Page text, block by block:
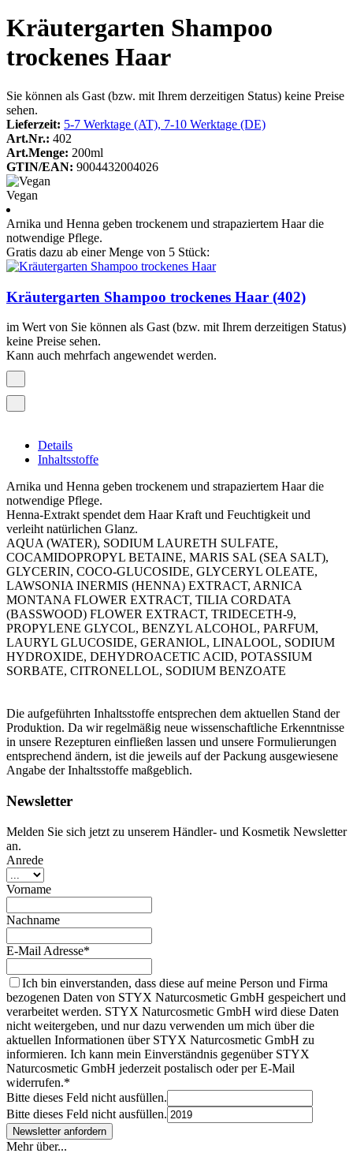
Kräutergarten Shampoo
trockenes Haar
Sie können als Gast (bzw. mit Ihrem derzeitigen Status) keine Preise
sehen.
Lieferzeit: 5-7 Werktage (AT), 7-10 Werktage (DE)
Art.Nr.: 402
Art.Menge: 200ml
GTIN/EAN: 9004432004026
Vegan
Arnika und Henna geben trockenem und strapaziertem Haar die
notwendige Pflege.
Gratis dazu ab einer Menge von 5 Stück:
Kräutergarten Shampoo trockenes Haar (402)
im Wert von Sie können als Gast (bzw. mit Ihrem derzeitigen Status)
keine Preise sehen.
Kann auch mehrfach angewendet werden.
Details
Inhaltsstoffe
Arnika und Henna geben trockenem und strapaziertem Haar die
notwendige Pflege.
Henna-Extrakt spendet dem Haar Kraft und Feuchtigkeit und
verleiht natürlichen Glanz.
AQUA (WATER), SODIUM LAURETH SULFATE,
COCAMIDOPROPYL BETAINE, MARIS SAL (SEA SALT),
GLYCERIN, COCO-GLUCOSIDE, GLYCERYL OLEATE,
LAWSONIA INERMIS (HENNA) EXTRACT, ARNICA
MONTANA FLOWER EXTRACT, TILIA CORDATA
(BASSWOOD) FLOWER EXTRACT, TRIDECETH-9,
PROPYLENE GLYCOL, BENZYL ALCOHOL, PARFUM,
LAURYL GLUCOSIDE, GERANIOL, LINALOOL, SODIUM
HYDROXIDE, DEHYDROACETIC ACID, POTASSIUM
SORBATE, CITRONELLOL, SODIUM BENZOATE
Die aufgeführten Inhaltsstoffe entsprechen dem aktuellen Stand der
Produktion. Da wir regelmäßig neue wissenschaftliche Erkenntnisse
in unsere Rezepturen einfließen lassen und unsere Formulierungen
entsprechend ändern, ist die jeweils auf der Packung ausgewiesene
Angabe der Inhaltsstoffe maßgeblich.
Newsletter
Melden Sie sich jetzt zu unserem Händler- und Kosmetik Newsletter
an.
Anrede
Vorname
Nachname
E-Mail Adresse*
Ich bin einverstanden, dass diese auf meine Person und Firma
bezogenen Daten von STYX Naturcosmetic GmbH gespeichert und
verarbeitet werden. STYX Naturcosmetic GmbH wird diese Daten
nicht weitergeben, und nur dazu verwenden um mich über die
aktuellen Informationen über STYX Naturcosmetic GmbH zu
informieren. Ich kann mein Einverständnis gegenüber STYX
Naturcosmetic GmbH jederzeit postalisch oder per E-Mail
widerrufen.*
Bitte dieses Feld nicht ausfüllen.
Bitte dieses Feld nicht ausfüllen.
Mehr über...